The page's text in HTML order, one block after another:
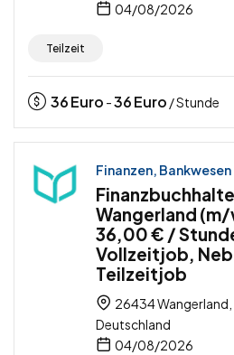
04/08/2026
Teilzeit
36Euro -36Euro / Stunde
Finanzen, Bankwesen
Wangerland
36,00 € /
Vollzeitjob,
Teilzeitjob
26434 Wangerland,
Deutschland
04/08/2026